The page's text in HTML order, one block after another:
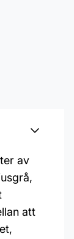
av
att